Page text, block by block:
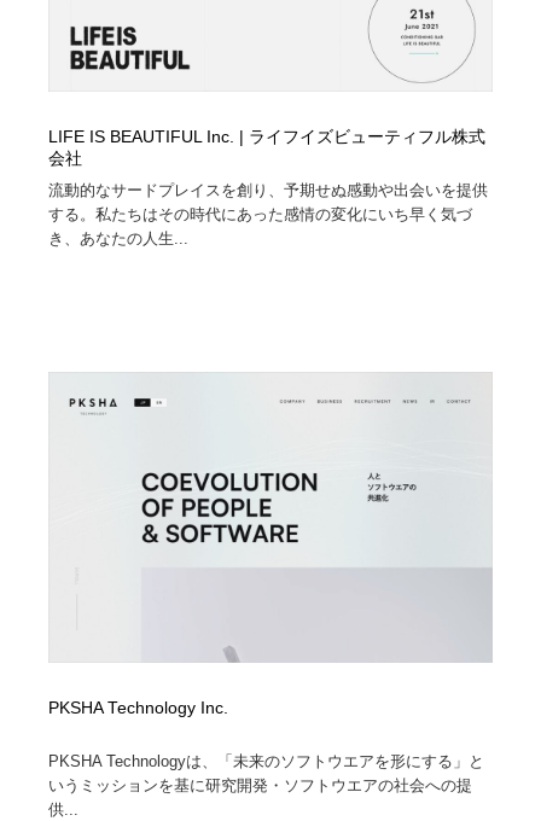
LIFE IS BEAUTIFUL Inc. | ライフイズビューティフル株式
会社
流動的なサードプレイスを創り、予期せぬ感動や出会いを提供
する。私たちはその時代にあった感情の変化にいち早く気づ
き、あなたの人生...
PKSHA Technology Inc.
PKSHA Technologyは、「未来のソフトウエアを形にする」と
いうミッションを基に研究開発・ソフトウエアの社会への提
供...